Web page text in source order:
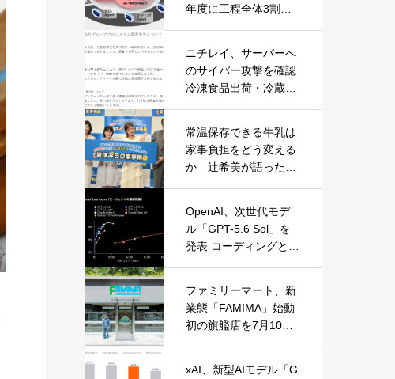
年度に工程全体3割向
ニチレイ、サーバーへ
のサイバー攻撃を確認
冷凍食品出荷・冷蔵倉
常温保存できる牛乳は
家事負担をどう変える
か 辻希美が語った夏
OpenAI、次世代モデ
ル「GPT-5.6 Sol」を
発表 コーディングとサ
ファミリーマート、新
業態「FAMIMA」始動
初の旗艦店を7月10日
xAI、新型AIモデル「G